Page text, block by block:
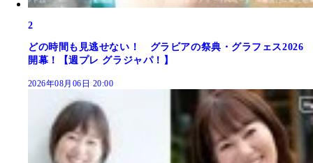
2
どの時間も見逃せない！ グラビアの祭典・グラフェス2026
開幕！【週プレ グラジャパ！】
2026年08月06日 20:00